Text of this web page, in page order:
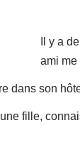
Il y a
ami me
dans son
fille,